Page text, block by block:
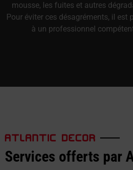
mousse, les fuites et autres
Pour éviter ces désagréments, il est
à un professionnel
ATLANTIC DECOR
Services offerts par